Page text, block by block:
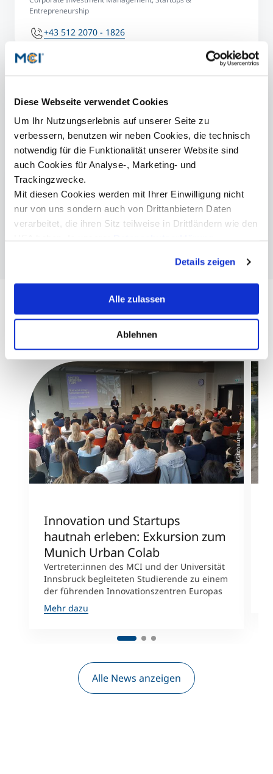
Diese Webseite verwendet Cookies
Um Ihr Nutzungserlebnis auf unserer Seite zu
verbessern, benutzen wir neben Cookies, die technisch
notwendig für die Funktionalität unserer Website sind
auch Cookies für Analyse-, Marketing- und
Trackingzwecke.
Mit diesen Cookies werden mit Ihrer Einwilligung nicht
nur von uns sondern auch von Drittanbietern Daten
verarbeitet, die ihren Sitz teilweise in Drittländern wie den
erklären Ihnen genau, was eine Datenübermittlung in die
USA bedeuten kann.
Details zeigen
Alle zulassen
Ablehnen
Entrepreneurship
+43 512 2070 - 1826
© Fabian Kreiseder
More information
PRIORIZR
MCI Startup- und Entrepreneurship Service
©MCI/Stichauner
Innovation und Startups
hautnah erleben: Exkursion zum
Munich Urban Colab
Vertreter:innen des MCI und der Universität
Innsbruck begleiteten Studierende zu einem
der führenden Innovationszentren Europas
Mehr dazu
Alle News anzeigen